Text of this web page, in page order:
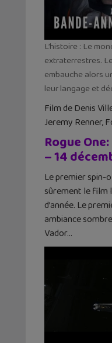
L’histoire : Le
extraterrestres.
embauche alors
leur langage et
Film de Denis
Jeremy Renner,
Rogue
– 14
Le premier spin-
sûrement le film
d’année. Le
ambiance
Vador…